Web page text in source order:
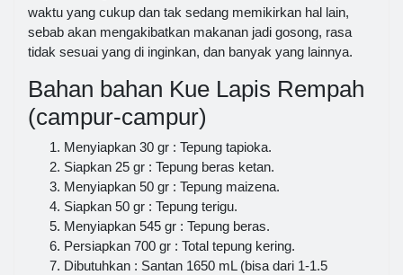
waktu yang cukup dan tak sedang memikirkan hal lain,
sebab akan mengakibatkan makanan jadi gosong, rasa
tidak sesuai yang di inginkan, dan banyak yang lainnya.
Bahan bahan Kue Lapis Rempah
(campur-campur)
Menyiapkan 30 gr : Tepung tapioka.
Siapkan 25 gr : Tepung beras ketan.
Menyiapkan 50 gr : Tepung maizena.
Siapkan 50 gr : Tepung terigu.
Menyiapkan 545 gr : Tepung beras.
Persiapkan 700 gr : Total tepung kering.
Dibutuhkan : Santan 1650 mL (bisa dari 1-1.5